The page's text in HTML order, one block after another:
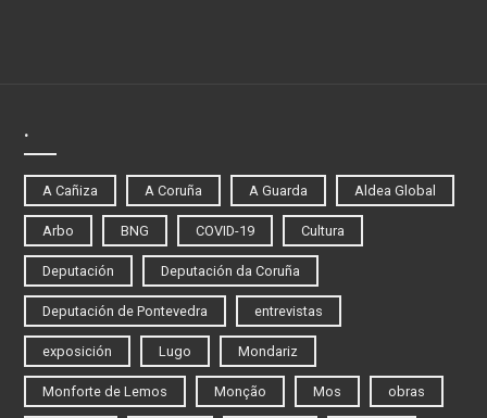
.
A Cañiza A Coruña A Guarda Aldea Global
Arbo BNG COVID-19 Cultura
Deputación Deputación da Coruña
Deputación de Pontevedra entrevistas
exposición Lugo Mondariz
Monforte de Lemos Monção Mos obras